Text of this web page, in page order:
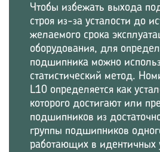
Чтобы избежать выхода
строя из-за усталости до
желаемого срока
оборудования, для
подшипника можно
статистический метод.
L10 определяется как
которого достигают или
подшипников из
группы подшипников
работающих в идентичных